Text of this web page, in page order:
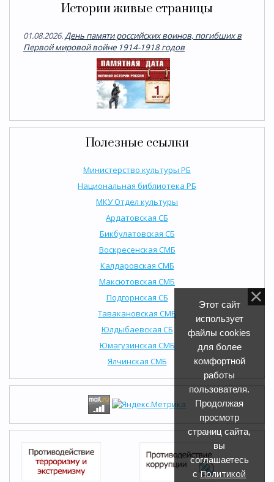
Истории живые страницы
01.08.2026.День памяти российских воинов, погибших в
Первой мировой войне 1914-1918 годов
Полезные ссылки
Министерство культуры РБ
Национальная библиотека РБ
МКУ Отдел культуры
Ардатовская СБ
Бикбулатовская СБ
Воскресенская СМБ
Калдаровская СМБ
Максютовская СМБ
Подгорнская СБ
Тавакановская СМБ
Юлдыбаевская СБ
Юмагузинская СМБ
Ялчинская СМБ
Этот сайт
использует
файлы cookies
для более
комфортной
работы
пользователя.
Продолжая
просмотр
страниц сайта,
вы
соглашаетесь
сПолитикой